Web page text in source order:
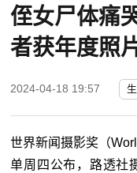
侄女尸体痛
者获年度照
2024-04-18 19:57
世界新闻摄影奖（
单周四公布，路透社